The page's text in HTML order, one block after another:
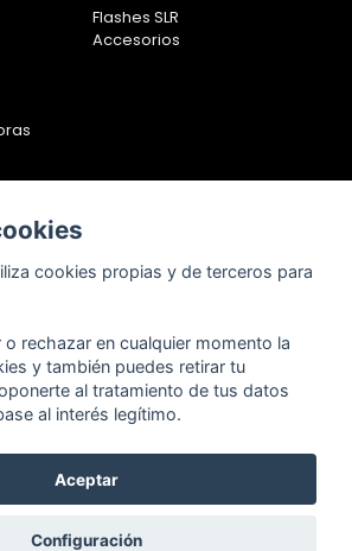
Flashes SLR
Accesorios
Fotoboom, Fotonet, S.L. CIF. B-83430587
Nº26 - 28037 Madrid - España
cookies propias y de terceros para
rechazar en cualquier momento la
y también puedes retirar tu
al tratamiento de tus datos
al interés legítimo.
Aceptar
Configuración